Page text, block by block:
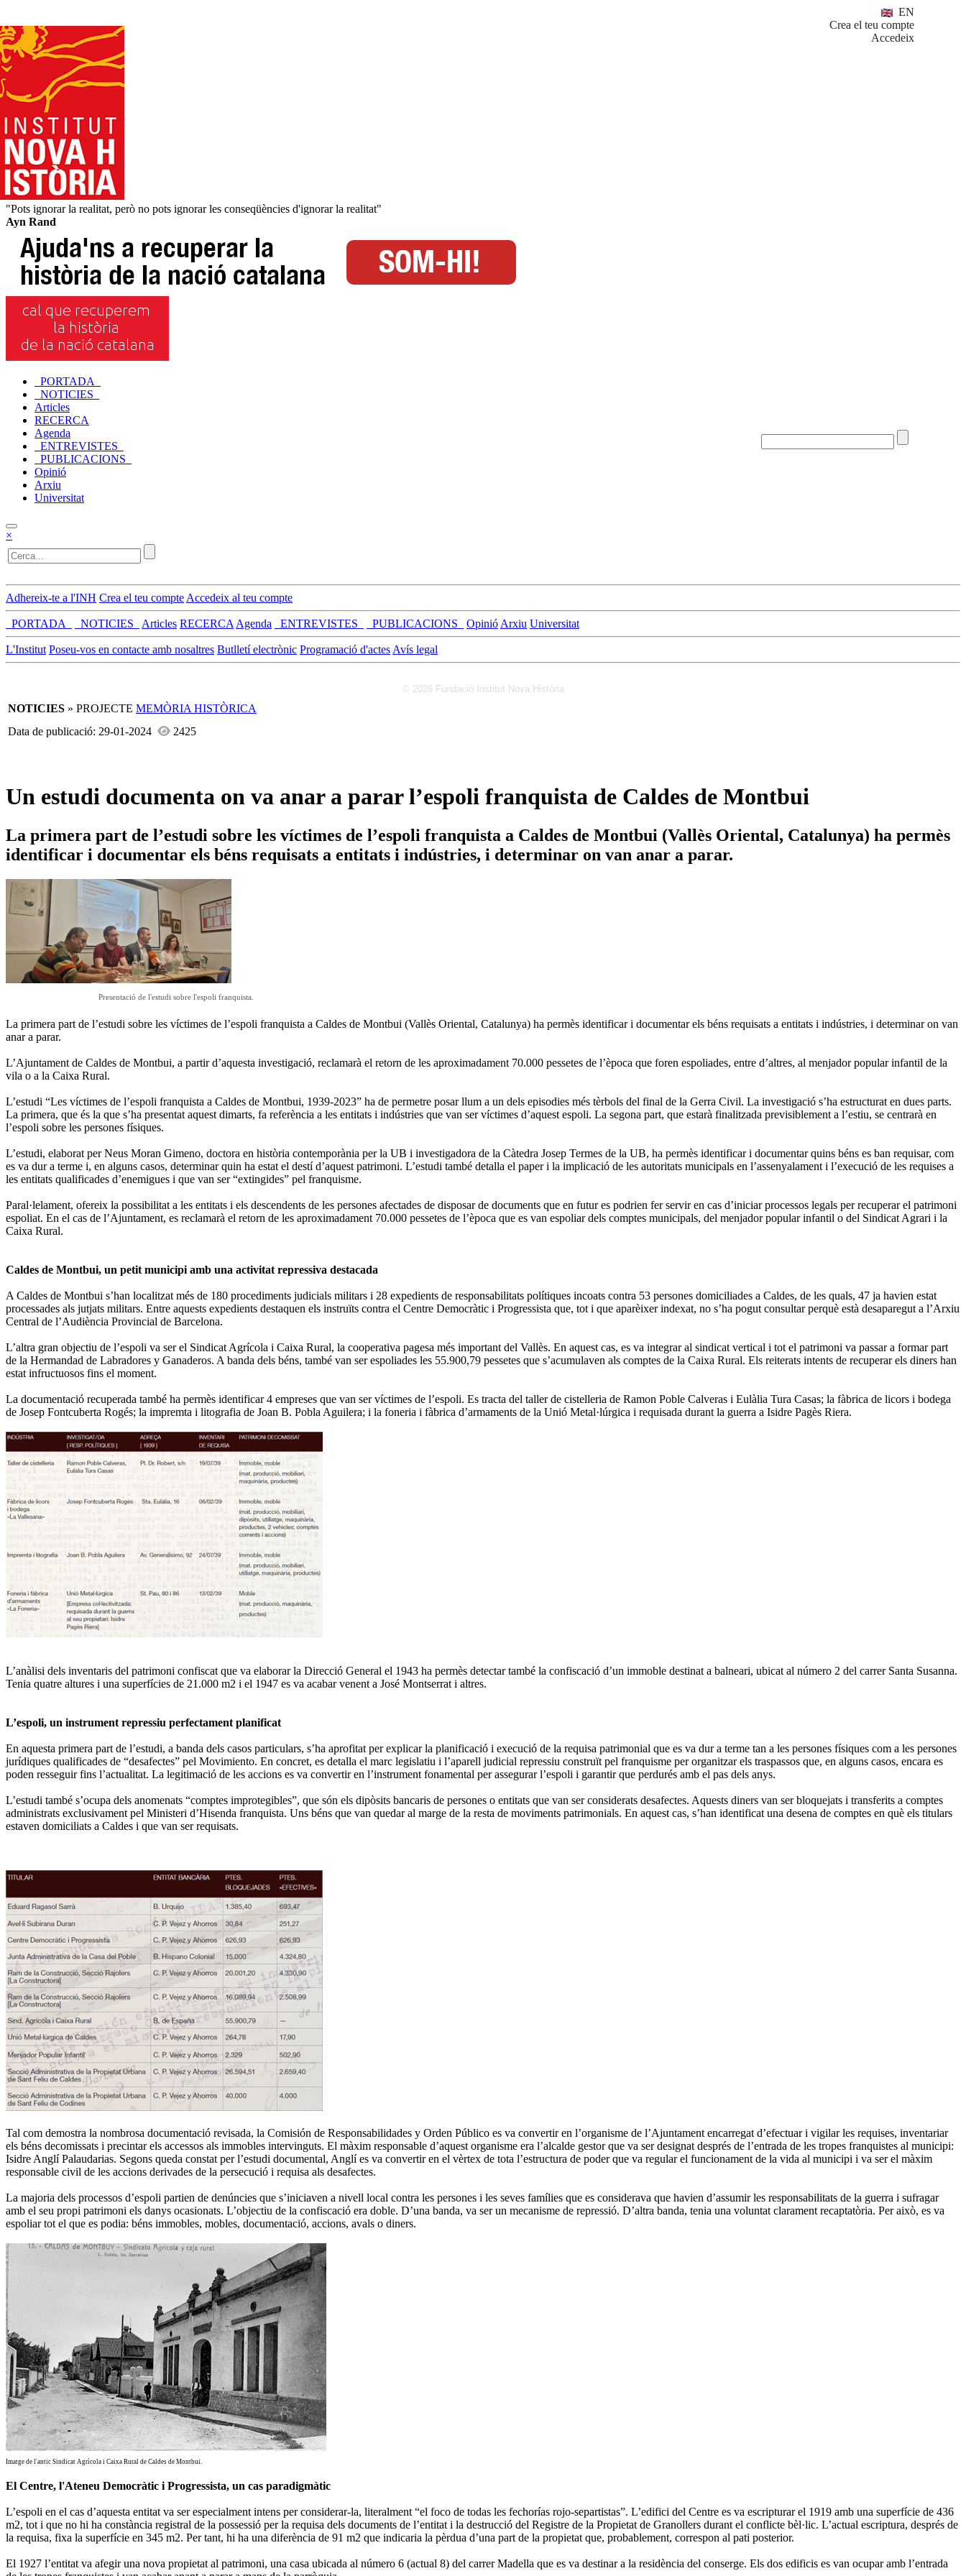
EN
Crea el teu compte
Accedeix
"Pots ignorar la realitat, però no pots ignorar les conseqüències d'ignorar la realitat"
Ayn Rand
_PORTADA_
_NOTICIES_
Articles
RECERCA
Agenda
_ENTREVISTES_
_PUBLICACIONS_
Opinió
Arxiu
Universitat
×
Adhereix-te a l'INH Crea el teu compte Accedeix al teu compte
_PORTADA_ _NOTICIES_ Articles RECERCA Agenda _ENTREVISTES_ _PUBLICACIONS_ Opinió Arxiu Universitat
L'Institut Poseu-vos en contacte amb nosaltres Butlletí electrònic Programació d'actes Avís legal
© 2026 Fundació Institut Nova Història
NOTICIES » PROJECTE MEMÒRIA HISTÒRICA
Data de publicació: 29-01-2024
2425
Un estudi documenta on va anar a parar l’espoli franquista de Caldes de Montbui
La primera part de l’estudi sobre les víctimes de l’espoli franquista a Caldes de Montbui (Vallès Oriental, Catalunya) ha permès
identificar i documentar els béns requisats a entitats i indústries, i determinar on van anar a parar.
Presentació de l'estudi sobre l'espoli franquista.
La primera part de l’estudi sobre les víctimes de l’espoli franquista a Caldes de Montbui (Vallès Oriental, Catalunya) ha permès identificar i documentar els béns requisats a entitats i indústries, i determinar on van
anar a parar.
L’Ajuntament de Caldes de Montbui, a partir d’aquesta investigació, reclamarà el retorn de les aproximadament 70.000 pessetes de l’època que foren espoliades, entre d’altres, al menjador popular infantil de la
vila o a la Caixa Rural.
L’estudi “Les víctimes de l’espoli franquista a Caldes de Montbui, 1939-2023” ha de permetre posar llum a un dels episodies més tèrbols del final de la Gerra Civil. La investigació s’ha estructurat en dues parts.
La primera, que és la que s’ha presentat aquest dimarts, fa referència a les entitats i indústries que van ser víctimes d’aquest espoli. La segona part, que estarà finalitzada previsiblement a l’estiu, se centrarà en
l’espoli sobre les persones físiques.
L’estudi, elaborat per Neus Moran Gimeno, doctora en història contemporània per la UB i investigadora de la Càtedra Josep Termes de la UB, ha permès identificar i documentar quins béns es ban requisar, com
es va dur a terme i, en alguns casos, determinar quin ha estat el destí d’aquest patrimoni. L’estudi també detalla el paper i la implicació de les autoritats municipals en l’assenyalament i l’execució de les requises a
les entitats qualificades d’enemigues i que van ser “extingides” pel franquisme.
Paral·lelament, ofereix la possibilitat a les entitats i els descendents de les persones afectades de disposar de documents que en futur es podrien fer servir en cas d’iniciar processos legals per recuperar el patrimoni
espoliat. En el cas de l’Ajuntament, es reclamarà el retorn de les aproximadament 70.000 pessetes de l’època que es van espoliar dels comptes municipals, del menjador popular infantil o del Sindicat Agrari i la
Caixa Rural.
Caldes de Montbui, un petit municipi amb una activitat repressiva destacada
A Caldes de Montbui s’han localitzat més de 180 procediments judicials militars i 28 expedients de responsabilitats polítiques incoats contra 53 persones domiciliades a Caldes, de les quals, 47 ja havien estat
processades als jutjats militars. Entre aquests expedients destaquen els instruïts contra el Centre Democràtic i Progressista que, tot i que aparèixer indexat, no s’ha pogut consultar perquè està desaparegut a l’Arxiu
Central de l’Audiència Provincial de Barcelona.
L’altra gran objectiu de l’espoli va ser el Sindicat Agrícola i Caixa Rural, la cooperativa pagesa més important del Vallès. En aquest cas, es va integrar al sindicat vertical i tot el patrimoni va passar a formar part
de la Hermandad de Labradores y Ganaderos. A banda dels béns, també van ser espoliades les 55.900,79 pessetes que s’acumulaven als comptes de la Caixa Rural. Els reiterats intents de recuperar els diners han
estat infructuosos fins el moment.
La documentació recuperada també ha permès identificar 4 empreses que van ser víctimes de l’espoli. Es tracta del taller de cistelleria de Ramon Poble Calveras i Eulàlia Tura Casas; la fàbrica de licors i bodega
de Josep Fontcuberta Rogés; la impremta i litografia de Joan B. Pobla Aguilera; i la foneria i fàbrica d’armaments de la Unió Metal·lúrgica i requisada durant la guerra a Isidre Pagès Riera.
L’anàlisi dels inventaris del patrimoni confiscat que va elaborar la Direcció General el 1943 ha permès detectar també la confiscació d’un immoble destinat a balneari, ubicat al número 2 del carrer Santa Susanna.
Tenia quatre altures i una superfícies de 21.000 m2 i el 1947 es va acabar venent a José Montserrat i altres.
L’espoli, un instrument repressiu perfectament planificat
En aquesta primera part de l’estudi, a banda dels casos particulars, s’ha aprofitat per explicar la planificació i execució de la requisa patrimonial que es va dur a terme tan a les persones físiques com a les persones
jurídiques qualificades de “desafectes” pel Movimiento. En concret, es detalla el marc legislatiu i l’aparell judicial repressiu construït pel franquisme per organitzar els traspassos que, en alguns casos, encara es
poden resseguir fins l’actualitat. La legitimació de les accions es va convertir en l’instrument fonamental per assegurar l’espoli i garantir que perdurés amb el pas dels anys.
L’estudi també s’ocupa dels anomenats “comptes improtegibles”, que són els dipòsits bancaris de persones o entitats que van ser considerats desafectes. Aquests diners van ser bloquejats i transferits a comptes
administrats exclusivament pel Ministeri d’Hisenda franquista. Uns béns que van quedar al marge de la resta de moviments patrimonials. En aquest cas, s’han identificat una desena de comptes en què els titulars
estaven domiciliats a Caldes i que van ser requisats.
Tal com demostra la nombrosa documentació revisada, la Comisión de Responsabilidades y Orden Público es va convertir en l’organisme de l’Ajuntament encarregat d’efectuar i vigilar les requises, inventariar
els béns decomissats i precintar els accessos als immobles intervinguts. El màxim responsable d’aquest organisme era l’alcalde gestor que va ser designat després de l’entrada de les tropes franquistes al municipi:
Isidre Anglí Palaudarias. Segons queda constat per l’estudi documental, Anglí es va convertir en el vèrtex de tota l’estructura de poder que va regular el funcionament de la vida al municipi i va ser el màxim
responsable civil de les accions derivades de la persecució i requisa als desafectes.
La majoria dels processos d’espoli partien de denúncies que s’iniciaven a nivell local contra les persones i les seves famílies que es considerava que havien d’assumir les responsabilitats de la guerra i sufragar
amb el seu propi patrimoni els danys ocasionats. L’objectiu de la confiscació era doble. D’una banda, va ser un mecanisme de repressió. D’altra banda, tenia una voluntat clarament recaptatòria. Per això, es va
espoliar tot el que es podia: béns immobles, mobles, documentació, accions, avals o diners.
Imatge de l'antic Sindicat Agrícola i Caixa Rural de Caldes de Montbui.
El Centre, l'Ateneu Democràtic i Progressista, un cas paradigmàtic
L’espoli en el cas d’aquesta entitat va ser especialment intens per considerar-la, literalment “el foco de todas les fechorías rojo-separtistas”. L’edifici del Centre es va escripturar el 1919 amb una superfície de 436
m2, tot i que no hi ha constància registral de la possessió per la requisa dels documents de l’entitat i la destrucció del Registre de la Propietat de Granollers durant el conflicte bèl·lic. L’actual escriptura, després de
la requisa, fixa la superfície en 345 m2. Per tant, hi ha una diferència de 91 m2 que indicaria la pèrdua d’una part de la propietat que, probablement, correspon al pati posterior.
El 1927 l’entitat va afegir una nova propietat al patrimoni, una casa ubicada al número 6 (actual 8) del carrer Madella que es va destinar a la residència del conserge. Els dos edificis es van ocupar amb l’entrada